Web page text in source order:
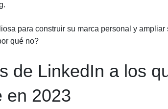
para construir su marca personal y ampliar
qué no?
de LinkedIn a los
en 2023